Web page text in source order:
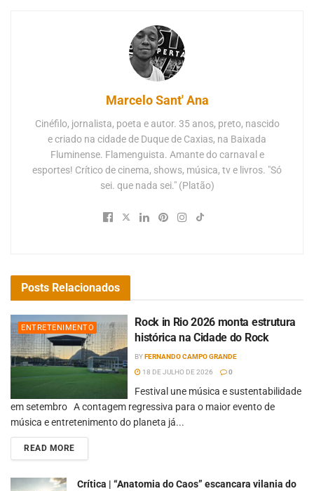
Marcelo Sant' Ana
Cinéfilo, jornalista, poeta e autor. 35 anos, preto, nascido
e criado na cidade de Duque de Caxias, na Baixada
Fluminense. Flamenguista. Amante do carnaval e
esportes! Crítico de cinema, shows, música, tv e livros. "Só
sei. que nada sei." (Platão)
Posts Relacionados
ENTRETENIMENTO
Rock in Rio 2026 monta estrutura
histórica na Cidade do Rock
BYFERNANDO CAMPO GRANDE
18 DE JULHO DE 2026
0
Festival une música e sustentabilidade
em setembro A contagem regressiva para o maior evento de
música e entretenimento do planeta já...
READ MORE
Crítica | “Anatomia do Caos” escancara vilania do